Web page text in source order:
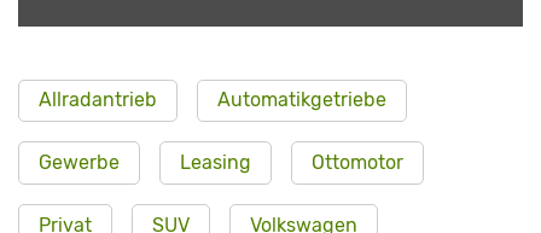
Allradantrieb Automatikgetriebe
Gewerbe Leasing Ottomotor
Privat SUV Volkswagen